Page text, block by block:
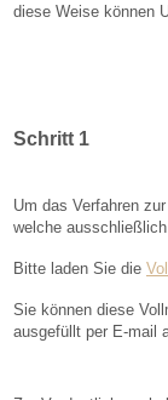
diese Weise können
Schritt 1
Um das Verfahren
welche
Bitte laden Sie die
Sie können diese
ausgefüllt per E-mail